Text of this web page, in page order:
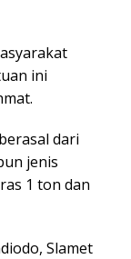
ini
dari
jenis
1 ton dan
Slamet